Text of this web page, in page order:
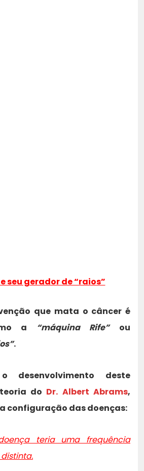
seu gerador de “raios”
que mata o câncer é
a “máquina Rife”ou
.
desenvolvimento deste
do Dr. Albert Abrams,
configuração das doenças:
teria uma frequência